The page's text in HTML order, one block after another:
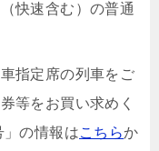
快速含む）の普通
指定席の列車をご
等をお買い求めく
」の情報はこちらか